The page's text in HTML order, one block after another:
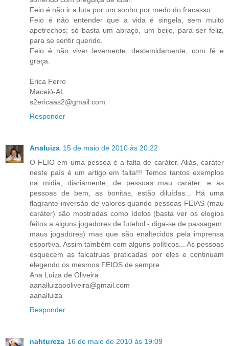
Feio é não ir a luta por um sonho por medo do fracasso.
Feio é não entender que a vida é singela, sem muito
apetrechos; só basta um abraço, um beijo, para ser feliz,
para se sentir querido.
Feio é não viver levemente, destemidamente, com fé e
graça.
Erica Ferro
Maceió-AL
s2ericaas2@gmail.com
Responder
Analuiza 15 de maio de 2010 às 20:22
O FEIO em uma pessoa é a falta de caráter. Aliás, caráter
neste país é um artigo em falta!!! Temos tantos exemplos
na midia, diariamente, de pessoas mau caráter, e as
pessoas de bem, as bonitas, estão diluídas... Há uma
flagrante inversão de valores quando pessoas FEIAS (mau
caráter) são mostradas como ídolos (basta ver os elogios
feitos a alguns jogadores de futebol - diga-se de passagem,
maus jogadores) mas que são enaltecidos pela imprensa
esportiva. Assim também com alguns políticos... As pessoas
esquecem as falcatruas praticadas por eles e continuam
elegendo os mesmos FEIOS de sempre.
Ana Luiza de Oliveira
aanalluizaooliveira@gmail.com
aanalluiza
Responder
nahtureza 16 de maio de 2010 às 19:09